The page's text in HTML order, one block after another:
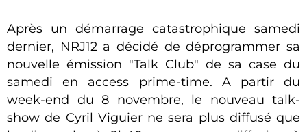
Après un démarrage catastrophique samedi
dernier, NRJ12 a décidé de déprogrammer sa
nouvelle émission "Talk Club" de sa case du
samedi en access prime-time. A partir du
week-end du 8 novembre, le nouveau talk-
show de Cyril Viguier ne sera plus diffusé que